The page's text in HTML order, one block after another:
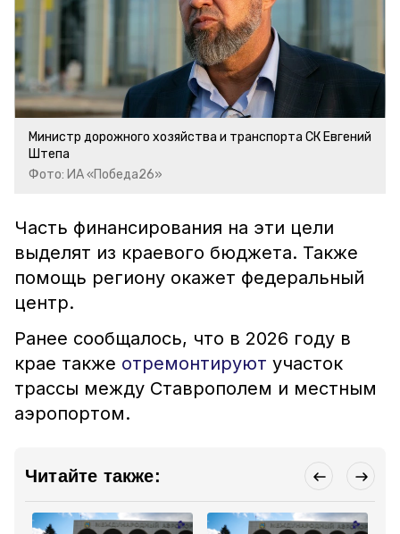
Министр дорожного хозяйства и транспорта СК Евгений
Штепа
Фото: ИА «Победа26»
Часть финансирования на эти цели
выделят из краевого бюджета. Также
помощь региону окажет федеральный
центр.
Ранее сообщалось, что в 2026 году в
крае также отремонтируют участок
трассы между Ставрополем и местным
аэропортом.
Читайте также: